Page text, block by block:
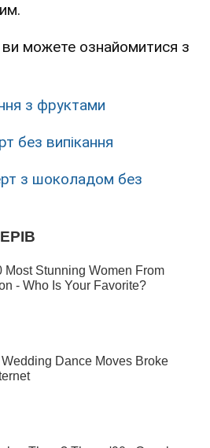
можете ознайомитися з
з фруктами
без випікання
з шоколадом без